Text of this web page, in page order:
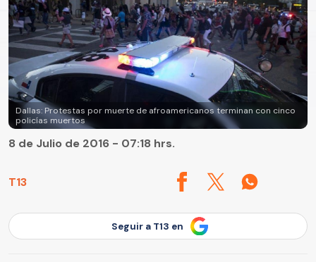
Dallas: Protestas por muerte de afroamericanos terminan con cinco
policías muertos
T13
8 de Julio de 2016 - 07:18 hrs.
Seguir a T13 en